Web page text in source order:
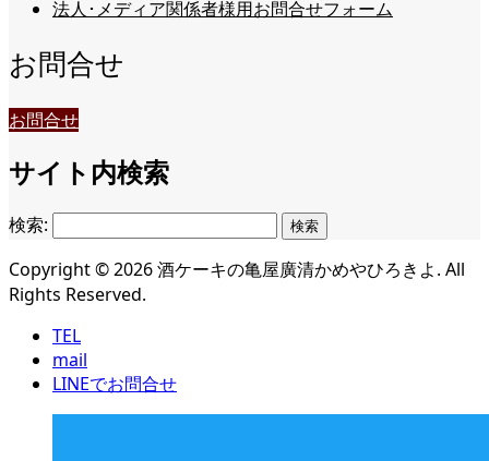
法人･メディア関係者様用お問合せフォーム
お問合せ
お問合せ
サイト内検索
検索:
Copyright ©2026酒ケーキの亀屋廣清かめやひろきよ. All
Rights Reserved.
TEL
mail
LINEでお問合せ